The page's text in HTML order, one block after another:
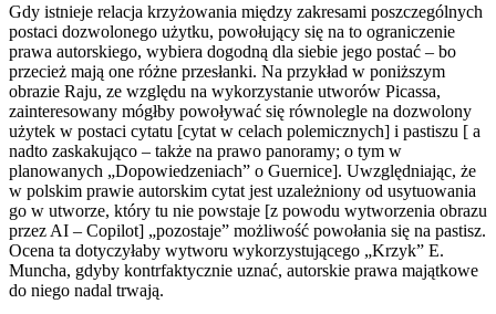
Gdy istnieje relacja krzyżowania między zakresami poszczególnych
postaci dozwolonego użytku, powołujący się na to ograniczenie
prawa autorskiego, wybiera dogodną dla siebie jego postać – bo
przecież mają one różne przesłanki. Na przykład w poniższym
obrazie Raju, ze względu na wykorzystanie utworów Picassa,
zainteresowany mógłby powoływać się równolegle na dozwolony
użytek w postaci cytatu [cytat w celach polemicznych] i pastiszu [ a
nadto zaskakująco – także na prawo panoramy; o tym w
planowanych „Dopowiedzeniach” o Guernice]. Uwzględniając, że
w polskim prawie autorskim cytat jest uzależniony od usytuowania
go w utworze, który tu nie powstaje [z powodu wytworzenia obrazu
przez AI – Copilot] „pozostaje” możliwość powołania się na pastisz.
Ocena ta dotyczyłaby wytworu wykorzystującego „Krzyk” E.
Muncha, gdyby kontrfaktycznie uznać, autorskie prawa majątkowe
do niego nadal trwają.